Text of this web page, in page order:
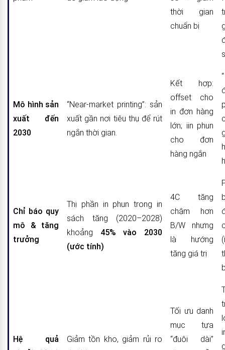
thời gian
chuẩn bị
Mô hình sản
xuất đến
2030
“Near-market printing”: sản
xuất gần nơi tiêu thụ để rút
ngắn thời gian.
Kết hợp:
offset cho
in đơn hàng
lớn; iin phun
cho đơn
hàng ngắn
Chỉ báo quy
mô & tăng
trưởng
Thị phần in phun trong in
sách tăng (2020–2028)
khoảng 45% vào 2030
(ước tính)
4C tăng
chậm hơn
B/W nhưng
là hướng
tăng giá trị
Hệ quả
Giảm tồn kho, giảm rủi ro
Tối ưu danh
mục tựa
“đuôi dài”